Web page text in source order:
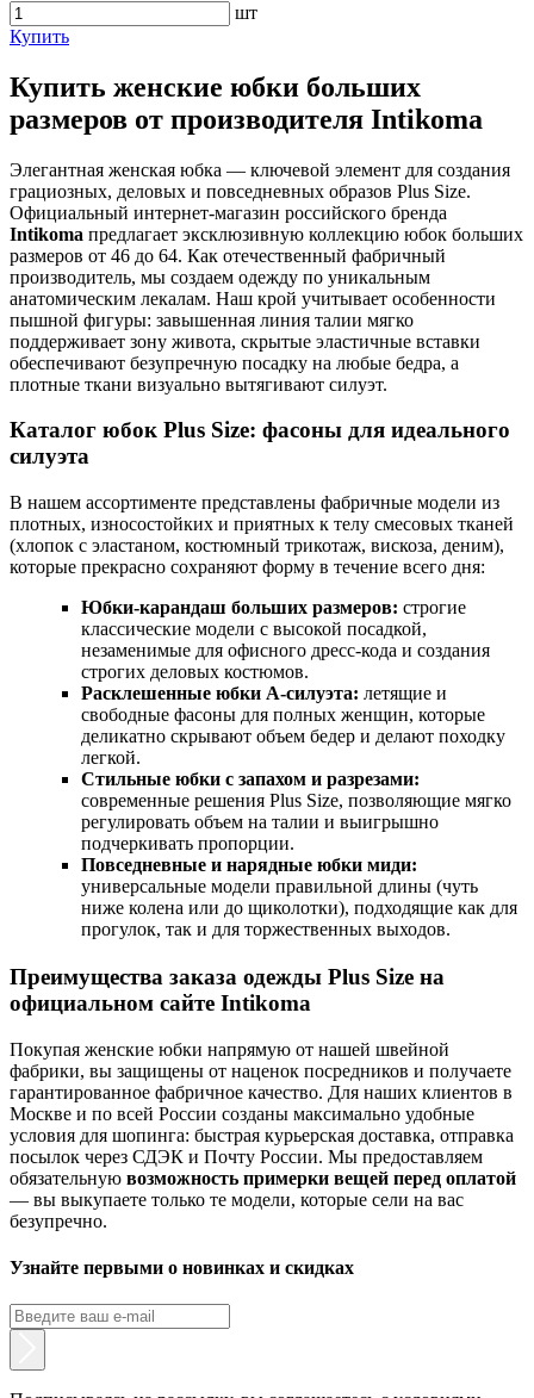
шт
Купить
Купить женские юбки больших
размеров от производителя Intikoma
Элегантная женская юбка — ключевой элемент для создания
грациозных, деловых и повседневных образов Plus Size.
Официальный интернет-магазин российского бренда
Intikoma предлагает эксклюзивную коллекцию юбок больших
размеров от 46 до 64. Как отечественный фабричный
производитель, мы создаем одежду по уникальным
анатомическим лекалам. Наш крой учитывает особенности
пышной фигуры: завышенная линия талии мягко
поддерживает зону живота, скрытые эластичные вставки
обеспечивают безупречную посадку на любые бедра, а
плотные ткани визуально вытягивают силуэт.
Каталог юбок Plus Size: фасоны для идеального
силуэта
В нашем ассортименте представлены фабричные модели из
плотных, износостойких и приятных к телу смесовых тканей
(хлопок с эластаном, костюмный трикотаж, вискоза, деним),
которые прекрасно сохраняют форму в течение всего дня:
Юбки-карандаш больших размеров: строгие
классические модели с высокой посадкой,
незаменимые для офисного дресс-кода и создания
строгих деловых костюмов.
Расклешенные юбки А-силуэта: летящие и
свободные фасоны для полных женщин, которые
деликатно скрывают объем бедер и делают походку
легкой.
Стильные юбки с запахом и разрезами:
современные решения Plus Size, позволяющие мягко
регулировать объем на талии и выигрышно
подчеркивать пропорции.
Повседневные и нарядные юбки миди:
универсальные модели правильной длины (чуть
ниже колена или до щиколотки), подходящие как для
прогулок, так и для торжественных выходов.
Преимущества заказа одежды Plus Size на
официальном сайте Intikoma
Покупая женские юбки напрямую от нашей швейной
фабрики, вы защищены от наценок посредников и получаете
гарантированное фабричное качество. Для наших клиентов в
Москве и по всей России созданы максимально удобные
условия для шопинга: быстрая курьерская доставка, отправка
посылок через СДЭК и Почту России. Мы предоставляем
обязательную возможность примерки вещей перед оплатой
— вы выкупаете только те модели, которые сели на вас
безупречно.
Узнайте первыми о новинках и скидках